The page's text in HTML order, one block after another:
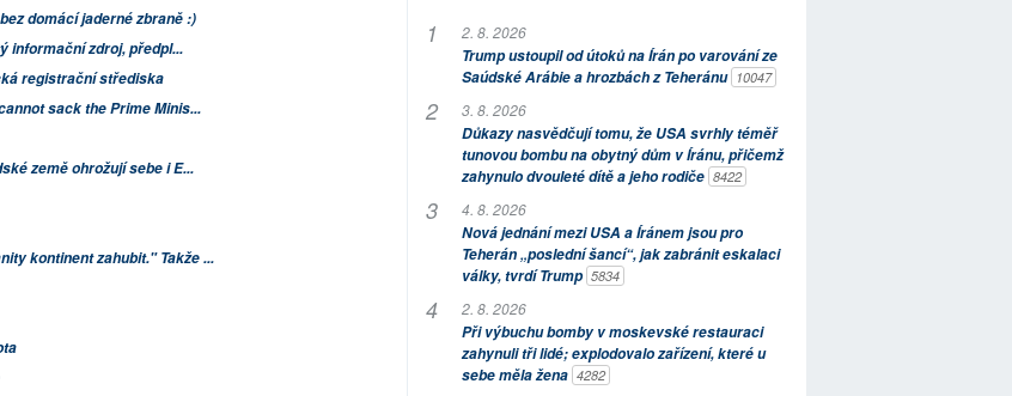
domácí jaderné zbraně :)
informační zdroj, předpl...
registrační střediska
sack the Prime Minis...
země ohrožují sebe i E...
kontinent zahubit." Takže ...
2. 8. 2026
Trump ustoupil od útoků na Írán po varování ze
Saúdské Arábie a hrozbách z Teheránu 10047
3. 8. 2026
Důkazy nasvědčují tomu, že USA svrhly téměř
tunovou bombu na obytný dům v Íránu, přičemž
zahynulo dvouleté dítě a jeho rodiče 8422
4. 8. 2026
Nová jednání mezi USA a Íránem jsou pro
Teherán „poslední šancí“, jak zabránit eskalaci
války, tvrdí Trump 5834
2. 8. 2026
Při výbuchu bomby v moskevské restauraci
zahynuli tři lidé; explodovalo zařízení, které u
sebe měla žena 4282